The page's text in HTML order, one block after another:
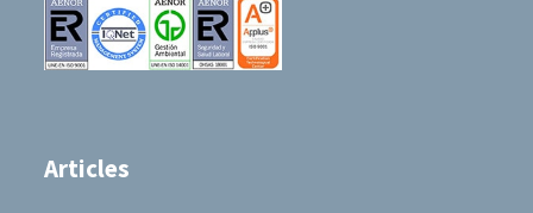
Articles